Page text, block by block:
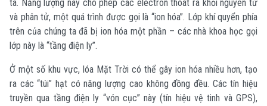
ta. Năng lượng này cho phép các electron thoát ra khỏi nguyên tử
và phân tử, một quá trình được gọi là “ion hóa”. Lớp khí quyển phía
trên của chúng ta đã bị ion hóa một phần – các nhà khoa học gọi
lớp này là “tầng điện ly”.
Ở một số khu vực, lóa Mặt Trời có thể gây ion hóa nhiều hơn, tạo
ra các “túi” hạt có năng lượng cao không đồng đều. Các tín hiệu
truyền qua tầng điện ly “vón cục” này (tín hiệu vệ tinh và GPS),